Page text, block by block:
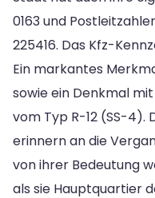
0163 und
225416. Das Kfz-
Ein markantes
sowie ein Denkmal
vom Typ R-12 (SS-4).
erinnern an die
von ihrer Bedeutung
als sie Hauptquartier